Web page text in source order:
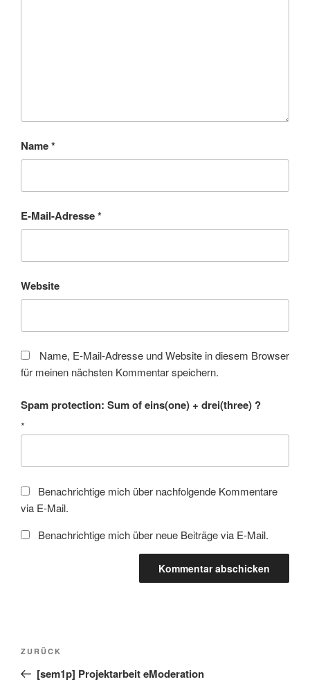
Name*
E-Mail-Adresse*
Website
Name, E-Mail-Adresse und Website in diesem Browser
für meinen nächsten Kommentar speichern.
Spam protection: Sum of eins(one) + drei(three) ?
*
Benachrichtige mich über nachfolgende Kommentare
via E-Mail.
Benachrichtige mich über neue Beiträge via E-Mail.
Beitragsnavigation
Vorheriger
Beitrag
ZURÜCK
[sem1p] Projektarbeit eModeration